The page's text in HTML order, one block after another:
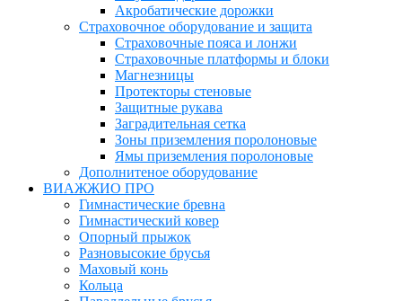
Акробатические дорожки
Страховочное оборудование и защита
Страховочные пояса и лонжи
Страховочные платформы и блоки
Магнезницы
Протекторы стеновые
Защитные рукава
Заградительная сетка
Зоны приземления поролоновые
Ямы приземления поролоновые
Дополнитеное оборудование
ВИАЖЖИО ПРО
Гимнастические бревна
Гимнастический ковер
Опорный прыжок
Разновысокие брусья
Маховый конь
Кольца